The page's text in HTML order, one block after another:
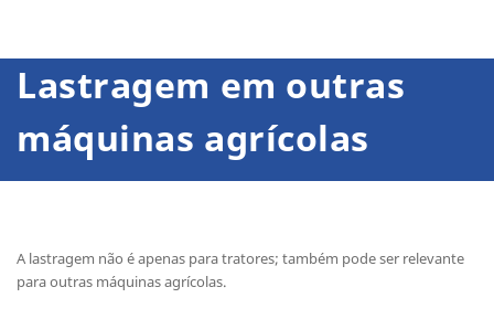
Lastragem em outras
máquinas agrícolas
A lastragem não é apenas para tratores; também pode ser relevante
para outras máquinas agrícolas.